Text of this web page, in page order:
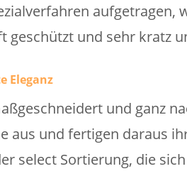
geschützt und sehr kratz
Eleganz
und ganz
aus und fertigen daraus
select Sortierung, die